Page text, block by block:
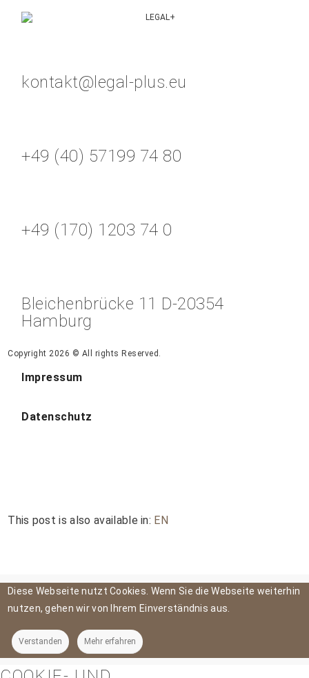
kontakt@legal-plus.eu
+49 (40) 57199 74 80
+49 (170) 1203 74 0
Bleichenbrücke 11 D-20354
Hamburg
Copyright 2026 © All rights Reserved.
Impressum
Datenschutz
This post is also available in: EN
Diese Webseite nutzt Cookies. Wenn Sie die Webseite weiterhin
nutzen, gehen wir von Ihrem Einverständnis aus.
Verstanden Mehr erfahren